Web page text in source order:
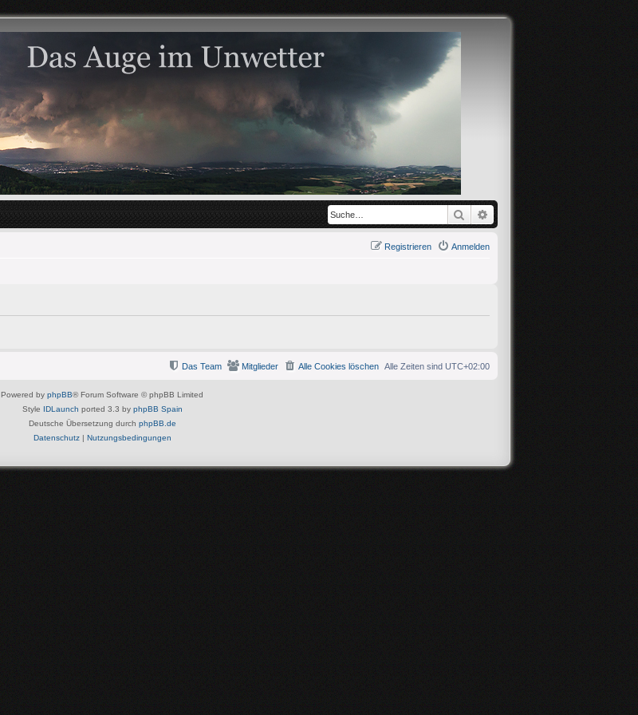
Suche
Anmelden
Registrieren
Alle Zeiten sind UTC+02:00
Alle Cookies löschen
Mitglieder
Das Team
Powered by phpBB® Forum Software © phpBB Limited
Style IDLaunch ported 3.3 by phpBB Spain
Deutsche Übersetzung durch phpBB.de
Datenschutz| Nutzungsbedingungen